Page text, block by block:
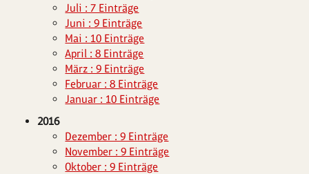
Juli : 7 Einträge
Juni : 9 Einträge
Mai : 10 Einträge
April : 8 Einträge
März : 9 Einträge
Februar : 8 Einträge
Januar : 10 Einträge
2016
Dezember : 9 Einträge
November : 9 Einträge
Oktober : 9 Einträge